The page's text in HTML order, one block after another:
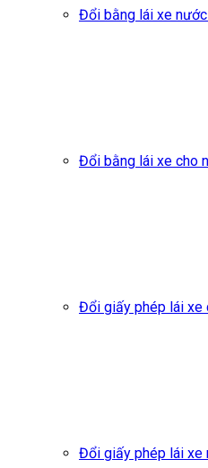
Đổi bằng lái xe
Đổi bằng lái xe cho
Đổi giấy phép lái xe
Đổi giấy phép lái xe